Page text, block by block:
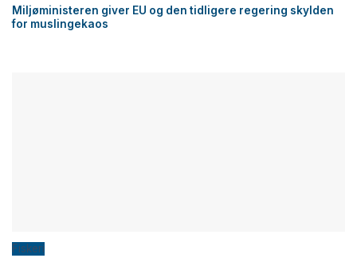
Miljøministeren giver EU og den tidligere regering skylden
for muslingekaos
Fiskeri